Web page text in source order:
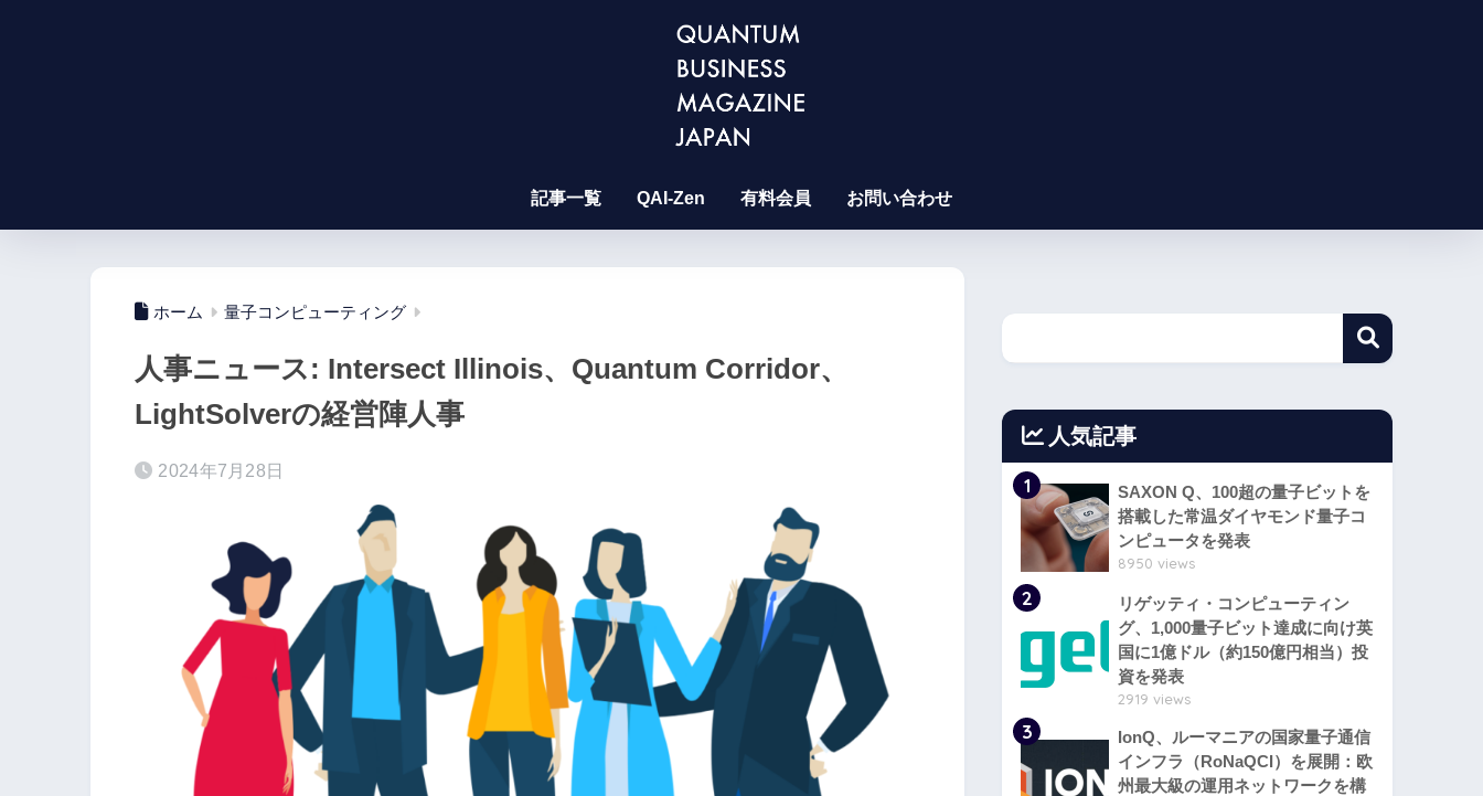
記事一覧 QAI-Zen 有料会員 お問い合わせ
ホーム 量子コンピューティング
人事ニュース: Intersect Illinois、Quantum Corridor、
LightSolverの経営陣人事
2024年7月28日
人気記事
1
SAXON Q、100超の量子ビットを
搭載した常温ダイヤモンド量子コ
ンピュータを発表
8950 views
2
リゲッティ・コンピューティン
グ、1,000量子ビット達成に向け英
国に1億ドル（約150億円相当）投
資を発表
2919 views
3
IonQ、ルーマニアの国家量子通信
インフラ（RoNaQCI）を展開：欧
州最大級の運用ネットワークを構